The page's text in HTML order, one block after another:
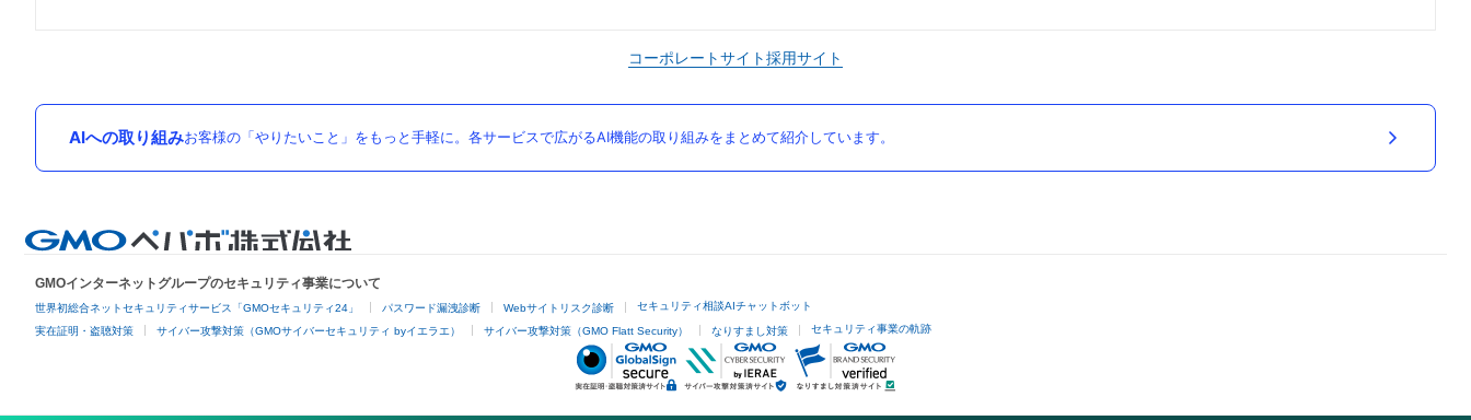
コーポレートサイト採用サイト
AIへの取り組みお客様の「やりたいこと」をもっと手軽に。各サービスで広がるAI機能の取り組みをまとめて紹介しています。
GMOインターネットグループのセキュリティ事業について
世界初総合ネットセキュリティサービス「GMOセキュリティ24」 パスワード漏洩診断 Webサイトリスク診断 セキュリティ相談AIチャットボット
実在証明・盗聴対策 サイバー攻撃対策（GMOサイバーセキュリティ byイエラエ） サイバー攻撃対策（GMO Flatt Security） なりすまし対策 セキュリティ事業の軌跡